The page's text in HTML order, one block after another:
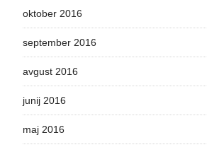
oktober 2016
september 2016
avgust 2016
junij 2016
maj 2016